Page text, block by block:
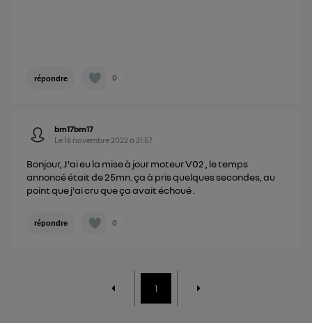
répondre 0
bm17bm17
Le16 novembre 2022 à 21:57
Bonjour, J'ai eu la mise à jour moteur V02 , le temps
annoncé était de 25mn. ça à pris quelques secondes, au
point que j'ai cru que ça avait échoué .
répondre 0
1